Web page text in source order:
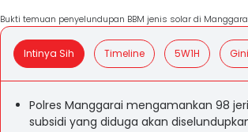
Bukti temuan penyelundupan BBM jenis solar di
Intinya Sih Timeline 5W1H
Polres Manggarai mengamankan 98
subsidi yang diduga akan